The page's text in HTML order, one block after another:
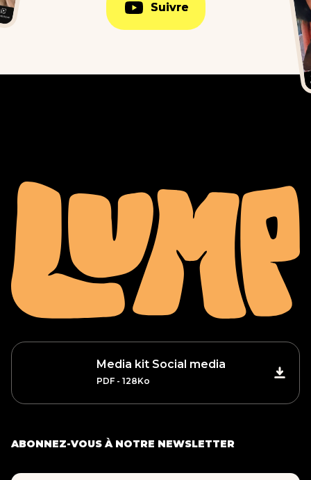
Suivre
Suivre
Media kit Social media
PDF - 128Ko
ABONNEZ-VOUS À NOTRE NEWSLETTER